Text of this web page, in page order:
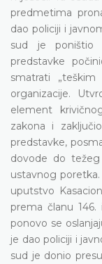
predmetima
dao policiji i
sud je poništio
predstavke
smatrati
organizacije.
element
zakona i
predstavke,
dovode do
ustavnog
uputstvo
prema članu
ponovo se
je dao policiji i
sud je donio